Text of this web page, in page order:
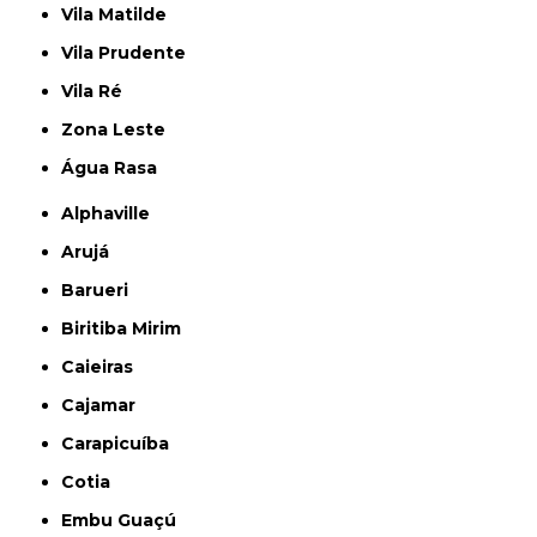
Vila Matilde
Vila Prudente
Vila Ré
Zona Leste
Água Rasa
Alphaville
Arujá
Barueri
Biritiba Mirim
Caieiras
Cajamar
Carapicuíba
Cotia
Embu Guaçú